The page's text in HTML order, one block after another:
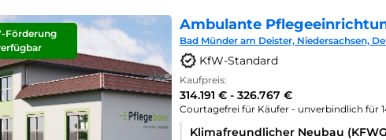
Förderung
Ambulante
Bad Münder am Deister, Niedersachsen,
KfW-Standard
Kaufpreis:
314.191 € - 326.767 €
Courtagefrei für Käufer - unverbindlich für
Klimafreundlicher Neubau